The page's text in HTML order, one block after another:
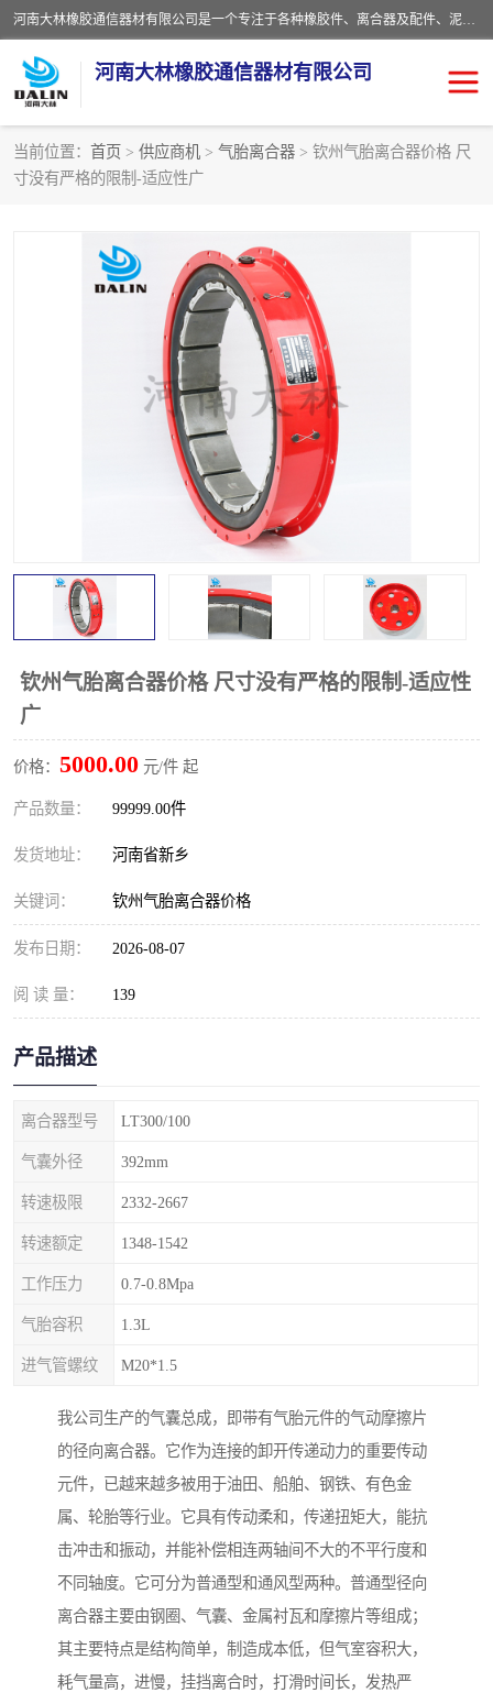
河南大林橡胶通信器材有限公司是一个专注于各种橡胶件、离合器及配件、泥浆泵及配件等产品设计制造和加工的企业。产品应用于矿山、冶金、石油、钢铁、化工、水泥、船舶、造纸、通用机械等各种大功率机械传动或制动装置。
河南大林橡胶通信器材有限公司
当前位置： 首页 > 供应商机 > 气胎离合器 > 钦州气胎离合器价格 尺
寸没有严格的限制-适应性广
钦州气胎离合器价格 尺寸没有严格的限制-适应性
广
价格： 5000.00 元/件 起
产品数量： 99999.00件
发货地址： 河南省新乡
关键词： 钦州气胎离合器价格
发布日期： 2026-08-07
阅 读 量： 139
产品描述
离合器型号 LT300/100
气囊外径 392mm
转速极限 2332-2667
转速额定 1348-1542
工作压力 0.7-0.8Mpa
气胎容积 1.3L
进气管螺纹 M20*1.5
我公司生产的气囊总成，即带有气胎元件的气动摩擦片
的径向离合器。它作为连接的卸开传递动力的重要传动
元件，已越来越多被用于油田、船舶、钢铁、有色金
属、轮胎等行业。它具有传动柔和，传递扭矩大，能抗
击冲击和振动，并能补偿相连两轴间不大的不平行度和
不同轴度。它可分为普通型和通风型两种。普通型径向
离合器主要由钢圈、气囊、金属衬瓦和摩擦片等组成；
其主要特点是结构简单，制造成本低，但气室容积大，
耗气量高，进慢，挂挡离合时，打滑时间长，发热严
推盘离合器
VC离合器 矿山离合器
PO隔膜离合器 气胎离合器
泥浆泵空气包胶囊 气动元件
DY隔膜式离合器 CB离合器
实芯轮胎
联轴器